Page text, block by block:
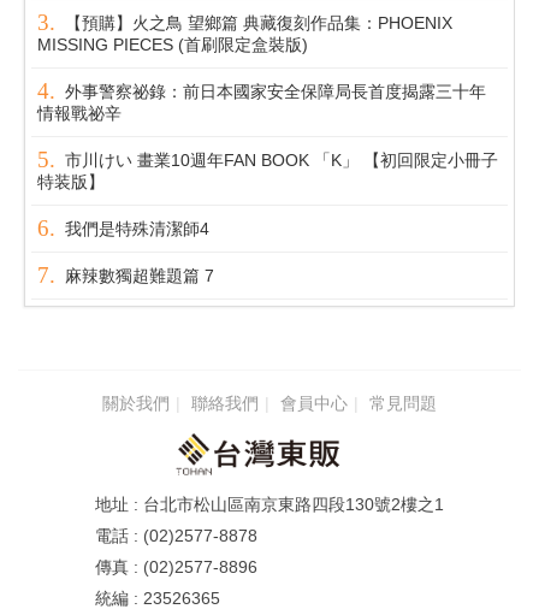
【預購】火之鳥 望鄉篇 典藏復刻作品集：PHOENIX
MISSING PIECES (首刷限定盒裝版)
外事警察祕錄：前日本國家安全保障局長首度揭露三十年
情報戰祕辛
市川けい 畫業10週年FAN BOOK 「K」 【初回限定小冊子
特装版】
我們是特殊清潔師4
麻辣數獨超難題篇 7
關於我們 聯絡我們 會員中心 常見問題
台北市松山區南京東路四段130號2樓之1
(02)2577-8878
(02)2577-8896
23526365